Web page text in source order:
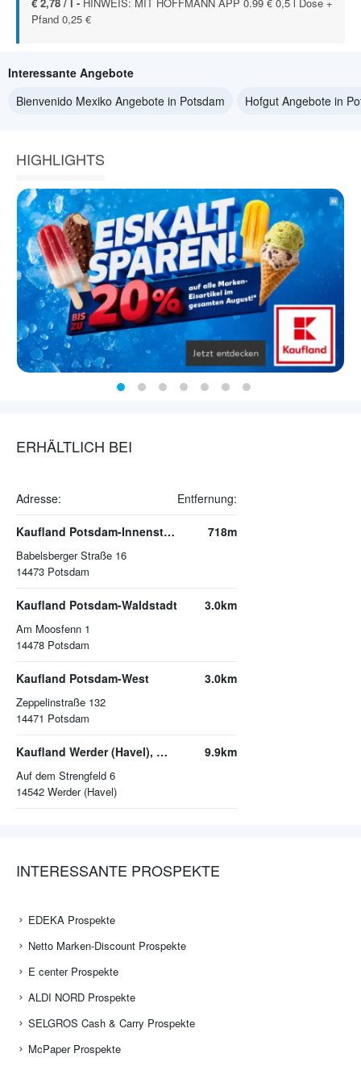
Pfand 0,25 €
Interessante Angebote
Bienvenido Mexiko Angebote in Potsdam
Hofgut Angebote in
HIGHLIGHTS
ERHÄLTLICH BEI
Adresse: Entfernung:
Kaufland Potsdam-Innenstadt
Babelsberger Straße 16
14473 Potsdam
718m
Kaufland Potsdam-Waldstadt
Am Moosfenn 1
14478 Potsdam
3.0km
Kaufland Potsdam-West
Zeppelinstraße 132
14471 Potsdam
3.0km
Kaufland Werder (Havel), Werderpark
Auf dem Strengfeld 6
14542 Werder (Havel)
9.9km
INTERESSANTE PROSPEKTE
EDEKA Prospekte
Netto Marken-Discount Prospekte
E center Prospekte
ALDI NORD Prospekte
SELGROS Cash & Carry Prospekte
McPaper Prospekte